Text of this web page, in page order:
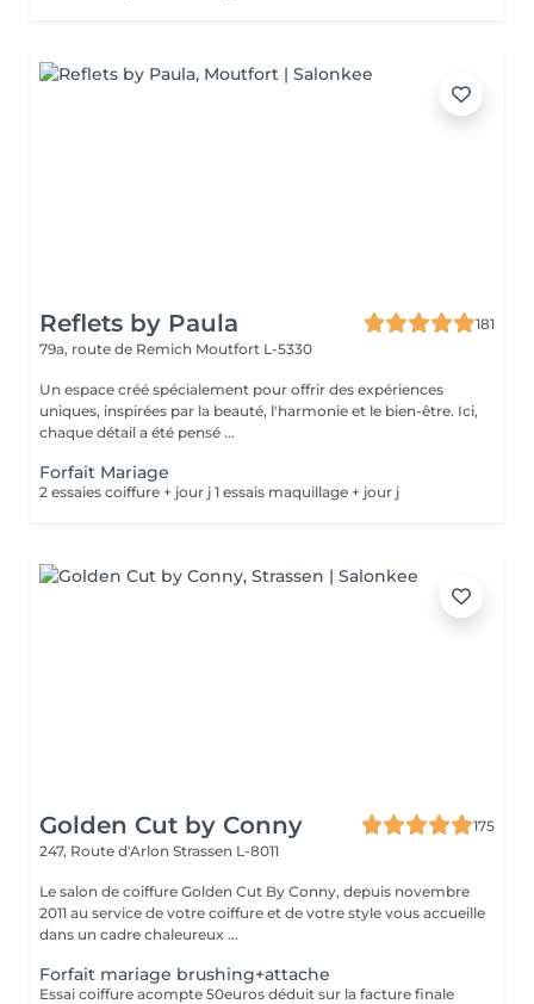
Reflets by Paula
181
79a, route de Remich Moutfort L-5330
Un espace créé spécialement pour offrir des expériences
uniques, inspirées par la beauté, l'harmonie et le bien-être. Ici,
chaque détail a été pensé ...
Forfait Mariage
2 essaies coiffure + jour j 1 essais maquillage + jour j
Golden Cut by Conny
175
247, Route d'Arlon Strassen L-8011
Le salon de coiffure Golden Cut By Conny, depuis novembre
2011 au service de votre coiffure et de votre style vous accueille
dans un cadre chaleureux ...
Forfait mariage brushing+attache
Essai coiffure acompte 50euros déduit sur la facture finale